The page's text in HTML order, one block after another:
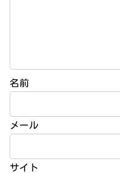
名前
メール
サイト